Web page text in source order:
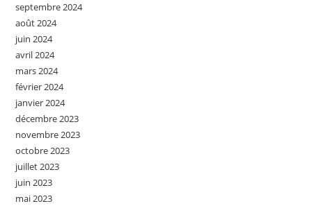
septembre 2024
août 2024
juin 2024
avril 2024
mars 2024
février 2024
janvier 2024
décembre 2023
novembre 2023
octobre 2023
juillet 2023
juin 2023
mai 2023